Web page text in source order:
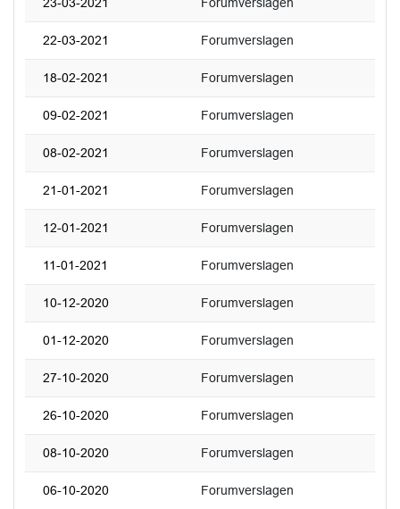
22-03-2021 Forumverslagen
18-02-2021 Forumverslagen
09-02-2021 Forumverslagen
08-02-2021 Forumverslagen
21-01-2021 Forumverslagen
12-01-2021 Forumverslagen
11-01-2021 Forumverslagen
10-12-2020 Forumverslagen
01-12-2020 Forumverslagen
27-10-2020 Forumverslagen
26-10-2020 Forumverslagen
08-10-2020 Forumverslagen
06-10-2020 Forumverslagen